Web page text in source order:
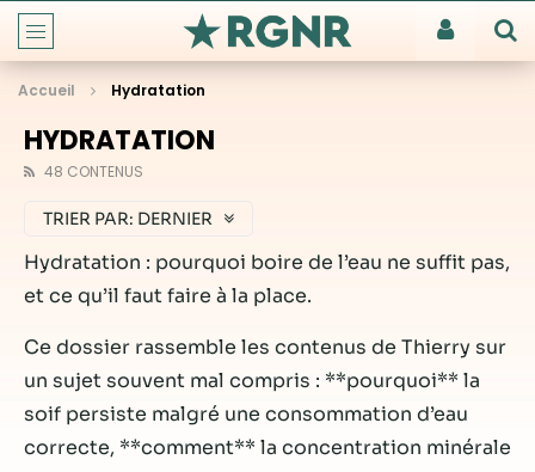
Accueil Hydratation
HYDRATATION
48 CONTENUS
TRIER PAR: DERNIER
Hydratation : pourquoi boire de l’eau ne suffit pas,
et ce qu’il faut faire à la place.
Ce dossier rassemble les contenus de Thierry sur
un sujet souvent mal compris : **pourquoi** la
soif persiste malgré une consommation d’eau
correcte, **comment** la concentration minérale